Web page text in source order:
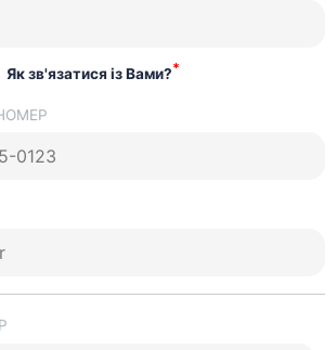
Як зв'язатися із Вами?*